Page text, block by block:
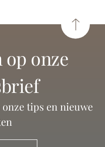
tips en nieuwe